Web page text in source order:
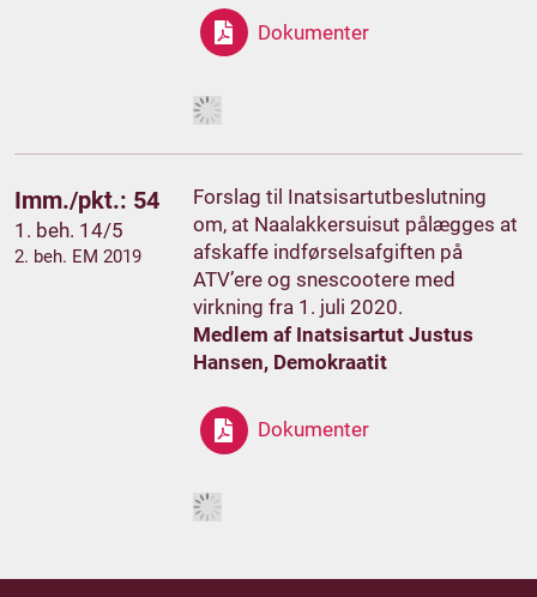
Dokumenter
Imm./pkt.: 54
1. beh. 14/5
2. beh. EM 2019
Forslag til Inatsisartutbeslutning
om, at Naalakkersuisut pålægges at
afskaffe indførselsafgiften på
ATV’ere og snescootere med
virkning fra 1. juli 2020.
Medlem af Inatsisartut Justus
Hansen, Demokraatit
Dokumenter